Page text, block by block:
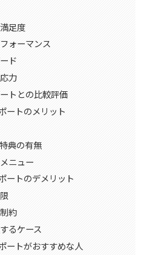
足度
ォーマンス
ド
力
トとの比較評価
ートのメリット
典の有無
ニュー
ートのデメリット
約
るケース
ートがおすすめな人